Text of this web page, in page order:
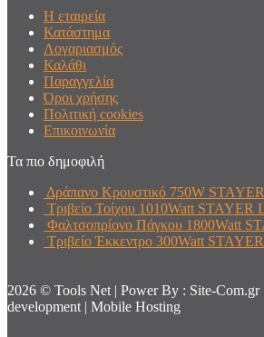
Η εταιρεία
Κατάστημα
Λογαριασμός
Καλάθι
Παραγγελία
Όροι χρήσης
Πολιτική cookies
Επικοινωνία
Τα πιο δημοφιλή
Δράπανο Κρουστικό 750W
Τριβείο Τοίχου 1010Watt
Φαλτσοπρίονο Πάγκου 1800Watt
Τριβείο Έκκεντρο 300Watt
2026 © Tools Net | Power By : Site-Com.gr
development | Mobile Hosting